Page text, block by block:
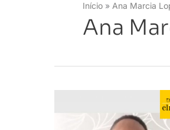
Início Ana Marcia
Ana